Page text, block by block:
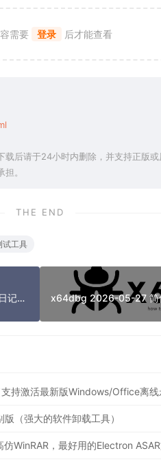
需要 登录 后才能查看
后请于24小时内删除，并支持正版
。
THE END
试工具
eDiary电子日记本 4.4.2 绿色版（经典的日记本软件）
持激活最新版Windows/Office离线
（强大的软件卸载工具）